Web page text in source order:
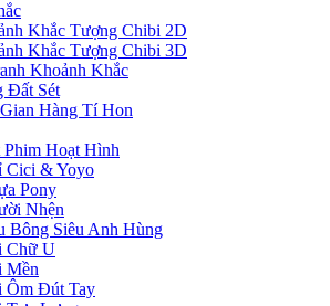
Khắc Tượng Chibi 2D
Khắc Tượng Chibi 3D
Khoảnh Khắc
Đất Sét
Hàng Tí Hon
Hoạt Hình
Cici & Yoyo
Pony
Nhện
Bông Siêu Anh Hùng
Chữ U
Mền
Ôm Đút Tay